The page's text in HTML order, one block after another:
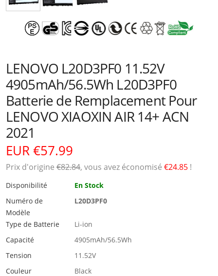
LENOVO L20D3PF0 11.52V
4905mAh/56.5Wh L20D3PF0
Batterie de Remplacement Pour
LENOVO XIAOXIN AIR 14+ ACN
2021
EUR €57.99
Prix ​​d'origine €82.84, vous avez économisé €24.85 !
Disponibilité
En Stock
Numéro de
Modèle
L20D3PF0
Type de Batterie
Li-ion
Capacité
4905mAh/56.5Wh
Tension
11.52V
Couleur
Black